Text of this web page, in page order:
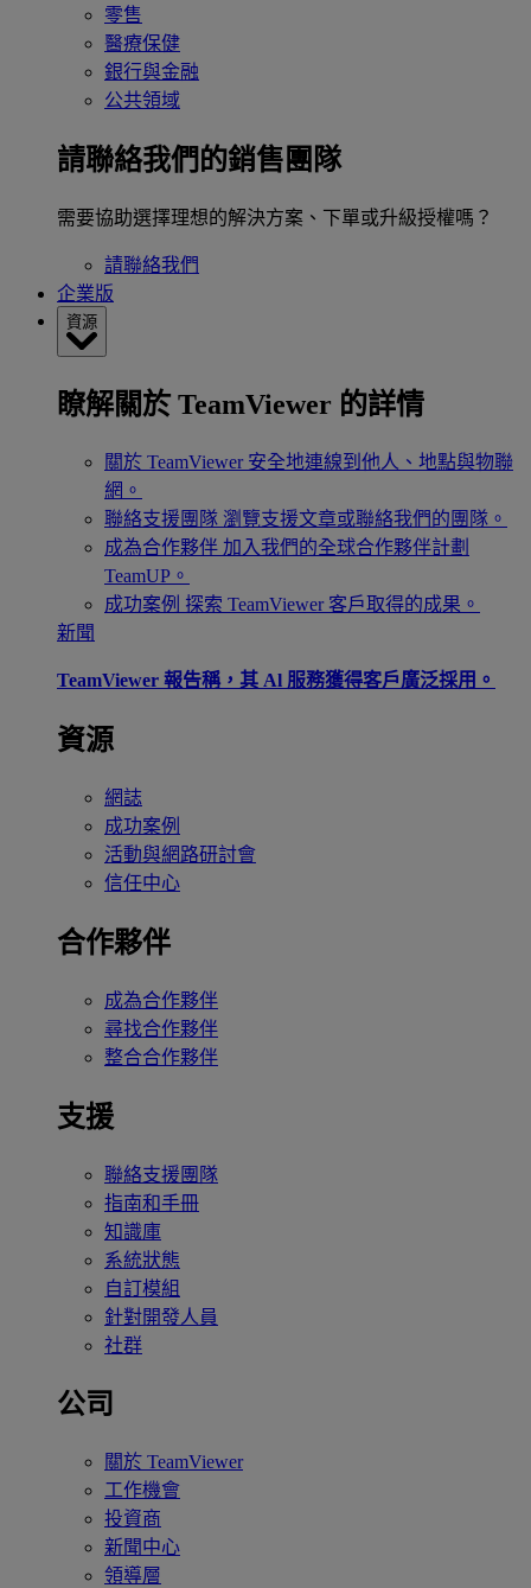
零售
醫療保健
銀行與金融
公共領域
請聯絡我們的銷售團隊
需要協助選擇理想的解決方案、下單或升級授權嗎？
請聯絡我們
企業版
資源
瞭解關於 TeamViewer 的詳情
關於 TeamViewer 安全地連線到他人、地點與物聯
網。
聯絡支援團隊 瀏覽支援文章或聯絡我們的團隊。
成為合作夥伴 加入我們的全球合作夥伴計劃
TeamUP。
成功案例 探索 TeamViewer 客戶取得的成果。
新聞
TeamViewer 報告稱，其 Al 服務獲得客戶廣泛採用。
資源
網誌
成功案例
活動與網路研討會
信任中心
合作夥伴
成為合作夥伴
尋找合作夥伴
整合合作夥伴
支援
聯絡支援團隊
指南和手冊
知識庫
系統狀態
自訂模組
針對開發人員
社群
公司
關於 TeamViewer
工作機會
投資商
新聞中心
領導層